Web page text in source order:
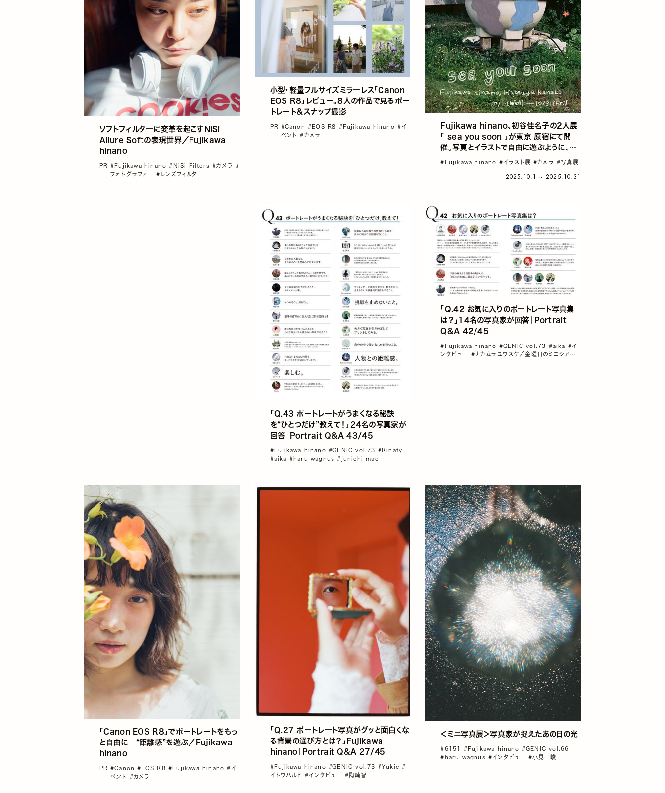
ソフトフィルターに変革を起こすNiSi
Allure Softの表現世界／Fujikawa
hinano
PR #Fujikawa hinano#NiSi Filters#カメラ#
フォトグラファー #レンズフィルター
小型・軽量フルサイズミラーレス「Canon
EOS R8」レビュー。8人の作品で見るポー
トレート＆スナップ撮影
PR #Canon#EOS R8 #Fujikawa hinano#イ
ベント#カメラ
Fujikawa hinano、初谷佳名子の2人展
「 sea you soon 」が東京 原宿にて開
催。写真とイラストで自由に遊ぶように、泳
ぐように、共同で新しく制作された作品
#Fujikawa hinano #イラスト展#カメラ#写真展
2025.10.1 ~ 2025.10.31
「Q.43 ポートレートがうまくなる秘訣
を“ひとつだけ”教えて！」24名の写真家が
回答｜Portrait Q&A 43/45
#Fujikawa hinano#GENIC vol.73 #Rinaty
#aika #haru wagnus#junichi mae
「Q.42 お気に入りのポートレート写真集
は？」14名の写真家が回答｜Portrait
Q&A 42/45
#Fujikawa hinano #GENIC vol.73 #aika #イ
ンタビュー #ナカムラユウスケ／金曜日のミニシアタ
「Canon EOS R8」でポートレートをもっ
と自由に––“距離感”を遊ぶ／Fujikawa
hinano
PR #Canon#EOS R8 #Fujikawa hinano#イ
ベント #カメラ
「Q.27 ポートレート写真がグッと面白くな
る背景の選び方とは？」Fujikawa
hinano｜Portrait Q&A 27/45
#Fujikawa hinano#GENIC vol.73 #Yukie#
イトウハルヒ#インタビュー #陶崎智
＜ミニ写真展＞写真家が捉えたあの日の光
#6151 #Fujikawa hinano #GENIC vol.66
#haru wagnus #インタビュー #小見山峻